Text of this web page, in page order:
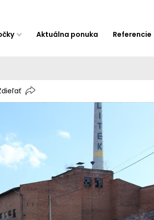
Aktuálna ponuka Referencie